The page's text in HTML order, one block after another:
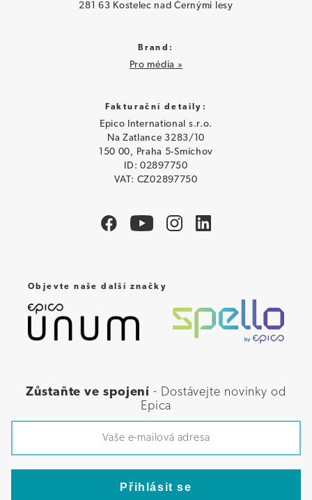
281 63 Kostelec nad Černými lesy
Brand:
Pro média »
Fakturační detaily:
Epico International s.r.o.
Na Zatlance 3283/10
150 00, Praha 5-Smíchov
ID: 02897750
VAT: CZ02897750
Objevte naše další značky
Zůstaňte ve spojení - Dostávejte novinky od
Epica